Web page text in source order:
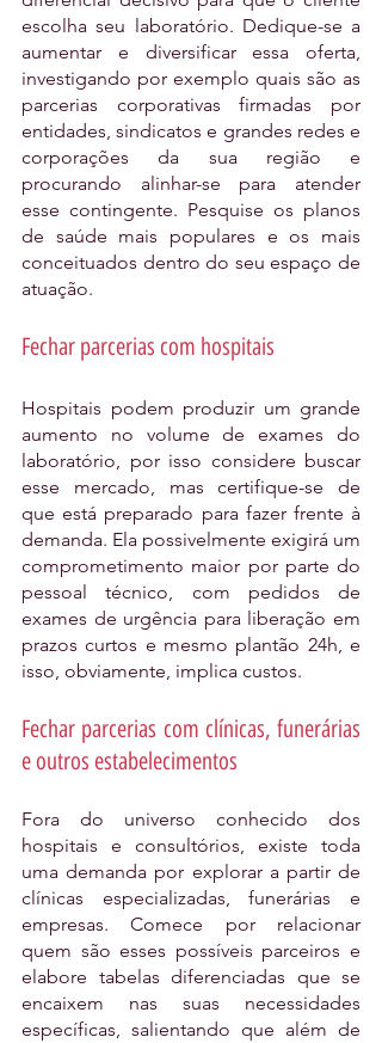
escolha seu laboratório. Dedique-se a
aumentar e diversificar essa oferta,
investigando por exemplo quais são as
parcerias corporativas firmadas por
entidades, sindicatos e grandes redes e
corporações da sua região e
procurando alinhar-se para atender
esse contingente. Pesquise os planos
de saúde mais populares e os mais
conceituados dentro do seu espaço de
atuação.
Fechar parcerias com hospitais
Hospitais podem produzir um grande
aumento no volume de exames do
laboratório, por isso considere buscar
esse mercado, mas certifique-se de
que está preparado para fazer frente à
demanda. Ela possivelmente exigirá um
comprometimento maior por parte do
pessoal técnico, com pedidos de
exames de urgência para liberação em
prazos curtos e mesmo plantão 24h, e
isso, obviamente, implica custos.
Fechar parcerias com clínicas, funerárias
e outros estabelecimentos
Fora do universo conhecido dos
hospitais e consultórios, existe toda
uma demanda por explorar a partir de
clínicas especializadas, funerárias e
empresas. Comece por relacionar
quem são esses possíveis parceiros e
elabore tabelas diferenciadas que se
encaixem nas suas necessidades
específicas, salientando que além de